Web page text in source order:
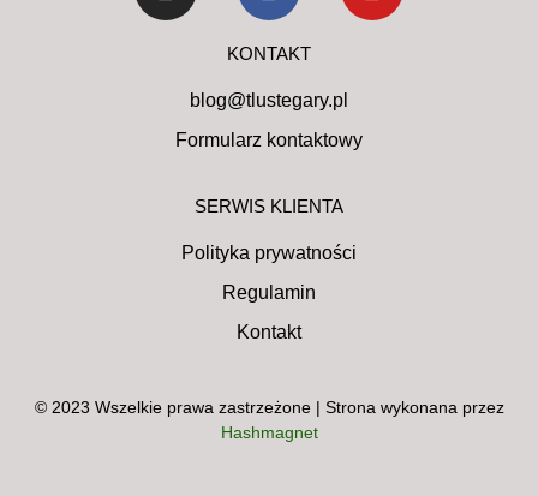
KONTAKT
blog@tlustegary.pl
Formularz kontaktowy
SERWIS KLIENTA
Polityka prywatności
Regulamin
Kontakt
© 2023 Wszelkie prawa zastrzeżone | Strona wykonana przez
Hashmagnet